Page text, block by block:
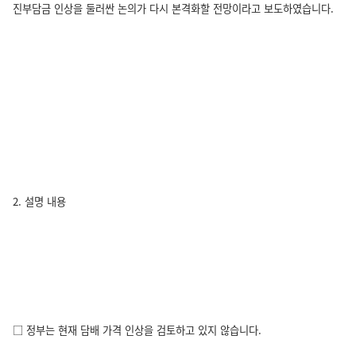
진부담금 인상을 둘러싼 논의가 다시 본격화할 전망이라고 보도하였습니다.
2. 설명 내용
□ 정부는 현재 담배 가격 인상을 검토하고 있지 않습니다.